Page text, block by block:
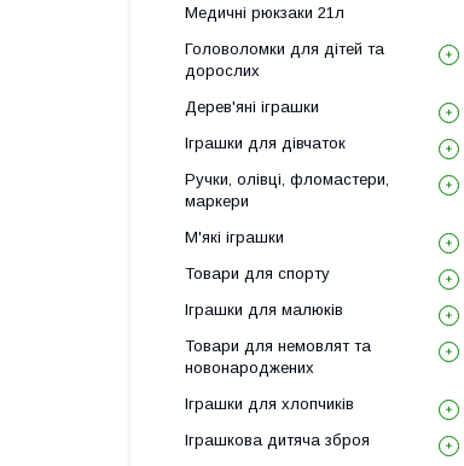
Медичні рюкзаки 21л
Головоломки для дітей та
дорослих
Дерев'яні іграшки
Іграшки для дівчаток
Ручки, олівці, фломастери,
маркери
М'які іграшки
Товари для спорту
Іграшки для малюків
Товари для немовлят та
новонароджених
Іграшки для хлопчиків
Іграшкова дитяча зброя